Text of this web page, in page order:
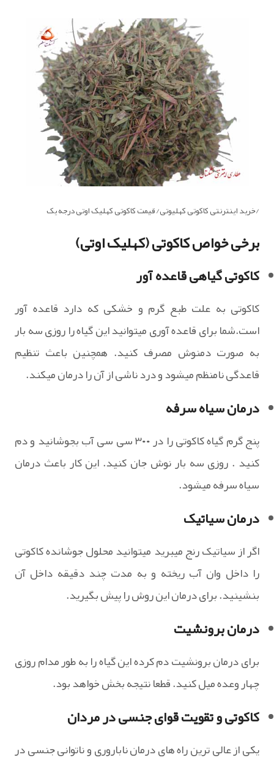
/خرید اینترنتی کاکوتی کهلیوتی/ قیمت کاکوتی کهلیک اوتی درجه یک
برخی خواص کاکوتی (کهلیک اوتی)
کاکوتی گیاهی قاعده آور
کاکوتی به علت طبع گرم و خشکی که دارد قاعده آور
است.شما برای قاعده آوری میتوانید این گیاه را روزی سه بار
به صورت دمنوش مصرف کنید. همچنین باعث تنظیم
قاعدگی نامنظم میشود و درد ناشی از آن را درمان میکند.
درمان سیاه سرفه
پنج گرم گیاه کاکوتی را در ۳۰۰ سی سی آب بجوشانید و دم
کنید . روزی سه بار نوش جان کنید. این کار باعث درمان
سیاه سرفه میشود.
درمان سیاتیک
اگر از سیاتیک رنج میبرید میتوانید محلول جوشانده کاکوتی
را داخل وان آب ریخته و به مدت چند دقیقه داخل آن
بنشینید. برای درمان این روش را پیش بگیرید.
درمان برونشیت
برای درمان برونشیت دم کرده این گیاه را به طور مدام روزی
چهار وعده میل کنید. قطعا نتیجه بخش خواهد بود.
کاکوتی و تقویت قوای جنسی در مردان
یکی از عالی ترین راه های درمان ناباروری و ناتوانی جنسی در